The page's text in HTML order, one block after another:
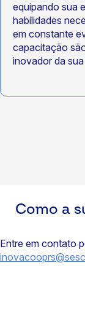
equipando sua
habilidades
em constante
capacitação
inovador da
Como a
Entre em contato